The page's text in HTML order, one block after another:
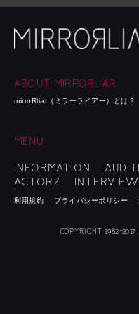
ABOUT MIRRORLIAR
mirroRliar（ミラーライアー）とは？
MENU
INFORMATION
ACTORZ
利用規約 プライバシーポリシー
COPYRIGHT 1982-